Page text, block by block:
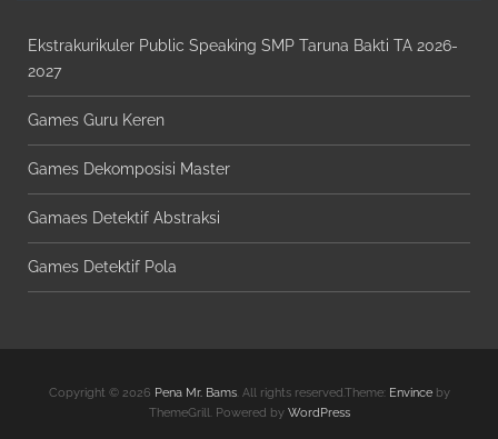
Ekstrakurikuler Public Speaking SMP Taruna Bakti TA 2026-
2027
Games Guru Keren
Games Dekomposisi Master
Gamaes Detektif Abstraksi
Games Detektif Pola
Copyright © 2026 Pena Mr. Bams. All rights reserved.Theme: Envinceby
ThemeGrill. Powered by WordPress